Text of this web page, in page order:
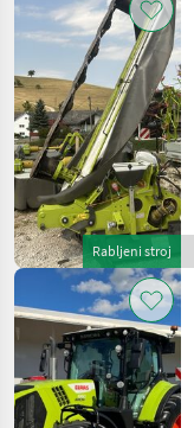
Rabljeni stroj